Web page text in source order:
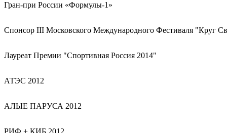
Гран-при России «Формулы-1»
Спонсор III Московского Международного Фестиваля "Круг
Лауреат Премии "Спортивная Россия 2014"
АТЭС 2012
АЛЫЕ ПАРУСА 2012
РИФ + КИБ 2012